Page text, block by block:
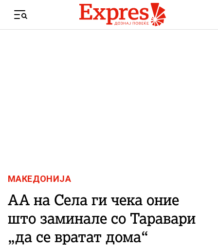
Menu
МАКЕДОНИЈА
АА на Села ги чека оние
што заминале со Таравари
„да се вратат дома“